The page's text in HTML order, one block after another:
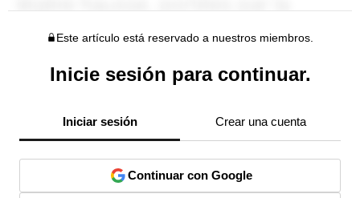
Este artículo está reservado a nuestros miembros.
Inicie sesión para continuar.
Iniciar sesión Crear una cuenta
Continuar con Google